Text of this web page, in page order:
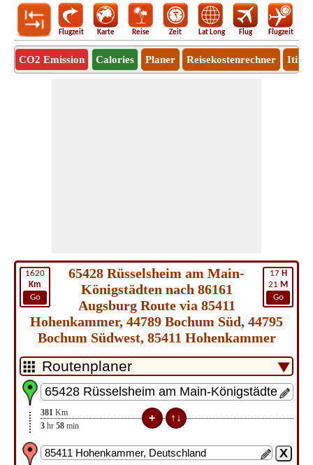
Flugzeit Karte Reise Zeit Lat Long Flug Flugzeit
CO2 Emission Calories Planer Reisekostenrechner
1620
Km
Go
17 H
21 M
Go
65428 Rüsselsheim am Main-
Königstädten nach 86161
Augsburg Route via 85411
Hohenkammer, 44789 Bochum Süd, 44795
Bochum Südwest, 85411 Hohenkammer
381 Km
3 hr 58 min